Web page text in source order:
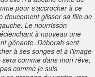
pour s'accrocher à ce
doucement glisser sa fille de
Le nourrisson
à nouveau une
gênante. Déborah sent
à ses songes et à l'image
comme dans mon rêve,
comme je suis